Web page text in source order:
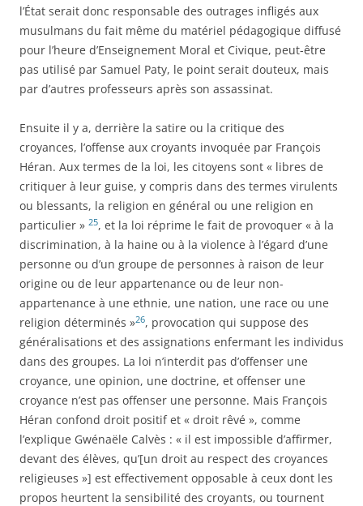
l’État serait donc responsable des outrages infligés aux
musulmans du fait même du matériel pédagogique diffusé
pour l’heure d’Enseignement Moral et Civique, peut-être
pas utilisé par Samuel Paty, le point serait douteux, mais
par d’autres professeurs après son assassinat.
Ensuite il y a, derrière la satire ou la critique des
croyances, l’offense aux croyants invoquée par François
Héran. Aux termes de la loi, les citoyens sont « libres de
critiquer à leur guise, y compris dans des termes virulents
ou blessants, la religion en général ou une religion en
particulier » 25, et la loi réprime le fait de provoquer « à la
discrimination, à la haine ou à la violence à l’égard d’une
personne ou d’un groupe de personnes à raison de leur
origine ou de leur appartenance ou de leur non-
appartenance à une ethnie, une nation, une race ou une
religion déterminés »26, provocation qui suppose des
généralisations et des assignations enfermant les individus
dans des groupes. La loi n’interdit pas d’offenser une
croyance, une opinion, une doctrine, et offenser une
croyance n’est pas offenser une personne. Mais François
Héran confond droit positif et « droit rêvé », comme
l’explique Gwénaële Calvès : « il est impossible d’affirmer,
devant des élèves, qu’[un droit au respect des croyances
religieuses »] est effectivement opposable à ceux dont les
propos heurtent la sensibilité des croyants, ou tournent